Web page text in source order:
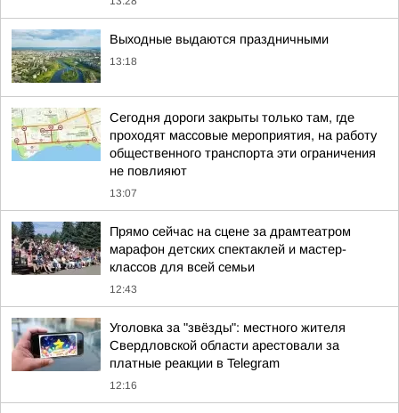
Выходные выдаются праздничными
13:18
Сегодня дороги закрыты только там, где
проходят массовые мероприятия, на работу
общественного транспорта эти ограничения
не повлияют
13:07
Прямо сейчас на сцене за драмтеатром
марафон детских спектаклей и мастер-
классов для всей семьи
12:43
Уголовка за "звёзды": местного жителя
Свердловской области арестовали за
платные реакции в Telegram
12:16